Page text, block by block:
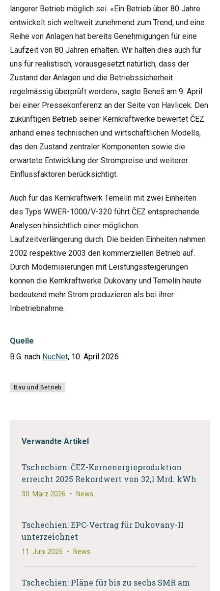
längerer Betrieb möglich sei. «Ein Betrieb über 80 Jahre
entwickelt sich weltweit zunehmend zum Trend, und eine
Reihe von Anlagen hat bereits Genehmigungen für eine
Laufzeit von 80 Jahren erhalten. Wir halten dies auch für
uns für realistisch, vorausgesetzt natürlich, dass der
Zustand der Anlagen und die Betriebssicherheit
regelmässig überprüft werden», sagte Beneš am 9. April
bei einer Pressekonferenz an der Seite von Havlicek. Den
zukünftigen Betrieb seiner Kernkraftwerke bewertet ČEZ
anhand eines technischen und wirtschaftlichen Modells,
das den Zustand zentraler Komponenten sowie die
erwartete Entwicklung der Strompreise und weiterer
Einflussfaktoren berücksichtigt.
Auch für das Kernkraftwerk Temelín mit zwei Einheiten
des Typs WWER-1000/V-320 führt ČEZ entsprechende
Analysen hinsichtlich einer möglichen
Laufzeitverlängerung durch. Die beiden Einheiten nahmen
2002 respektive 2003 den kommerziellen Betrieb auf.
Durch Modernisierungen mit Leistungssteigerungen
können die Kernkraftwerke Dukovany und Temelín heute
bedeutend mehr Strom produzieren als bei ihrer
Inbetriebnahme.
Quelle
B.G. nach NucNet, 10. April 2026
Bau und Betrieb
Verwandte Artikel
Tschechien: ČEZ-Kernenergieproduktion
erreicht 2025 Rekordwert von 32,1 Mrd. kWh
30. März 2026 • News
Tschechien: EPC-Vertrag für Dukovany-II
unterzeichnet
11. Juni 2025 • News
Tschechien: Pläne für bis zu sechs SMR am